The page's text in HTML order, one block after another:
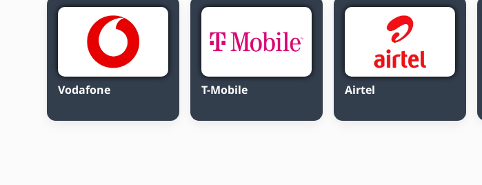
Vodafone T-Mobile Airtel